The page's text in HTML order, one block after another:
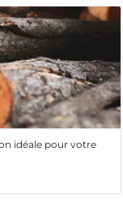
idéale pour votre